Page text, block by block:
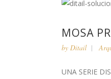
MOSA
by Ditail
UNA SERIE